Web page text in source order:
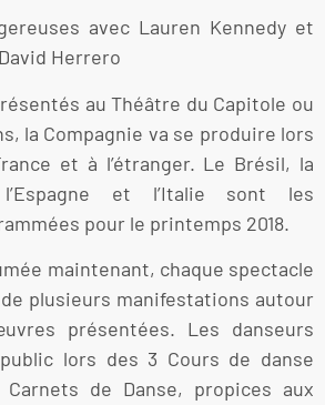
avec Lauren Kennedy et
Herrero
au Théâtre du Capitole ou
la Compagnie va se produire lors
et à l’étranger. Le Brésil, la
et l’Italie sont les
pour le printemps 2018.
maintenant, chaque spectacle
plusieurs manifestations autour
présentées. Les danseurs
lors des 3 Cours de danse
de Danse, propices aux